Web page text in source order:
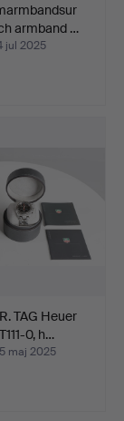
armband …
jul 2025
TAG Heuer
0, h…
maj 2025